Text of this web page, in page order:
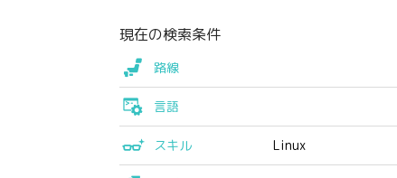
現在の検索条件
路線
言語
スキル Linux